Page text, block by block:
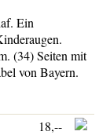
Ein
(34) Seiten mit
von Bayern.
18,--